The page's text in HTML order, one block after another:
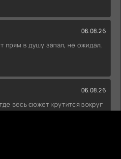
06.08.26
прям в душу запал, не ожидал,
06.08.26
весь сюжет крутится вокруг